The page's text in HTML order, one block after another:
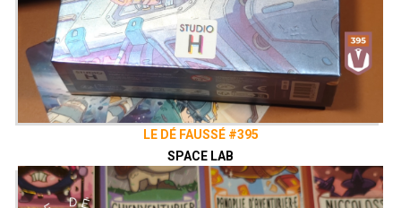
LE DÉ FAUSSÉ #395
SPACE LAB